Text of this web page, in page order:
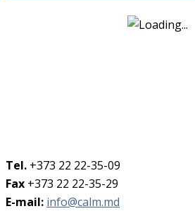
Tel. +373 22 22-35-09
Fax +373 22 22-35-29
E-mail: info@calm.md